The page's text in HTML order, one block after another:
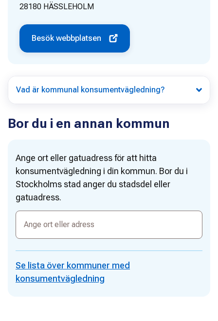
28180 HÄSSLEHOLM
Besök webbplatsen
Vad är kommunal konsumentvägledning?
Bor du i en annan kommun
Ange ort eller gatuadress för att hitta
konsumentvägledning i din kommun. Bor du i
Stockholms stad anger du stadsdel eller
gatuadress.
Ange
eller
adress
Se lista över kommuner med
konsumentvägledning